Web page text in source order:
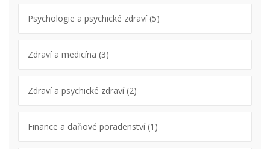
Psychologie a psychické zdraví(5)
Zdraví a medicína (3)
Zdraví a psychické zdraví(2)
Finance a daňové poradenství(1)